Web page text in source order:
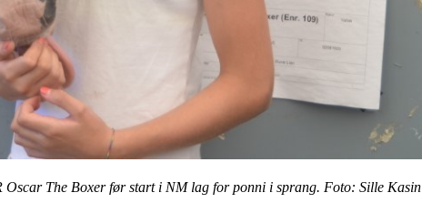
Oscar The Boxer før start i NM lag for ponni i sprang. Foto: Sille Kasin